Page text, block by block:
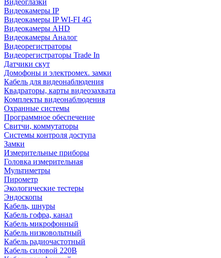
Видеоглазки
Видеокамеры IP
Видеокамеры IP WI-FI 4G
Видеокамеры AHD
Видеокамеры Аналог
Видеорегистраторы
Видеорегистраторы Trade In
Датчики скут
Домофоны и электромех. замки
Кабель для видеонаблюдения
Квадраторы, карты видеозахвата
Комплекты видеонаблюдения
Охранные системы
Программное обеспечение
Свитчи, коммутаторы
Системы контроля доступа
Замки
Измерительные приборы
Головка измерительная
Мультиметры
Пирометр
Экологические тестеры
Эндоскопы
Кабель, шнуры
Кабель гофра, канал
Кабель микрофонный
Кабель низковольтный
Кабель радиочастотный
Кабель силовой 220В